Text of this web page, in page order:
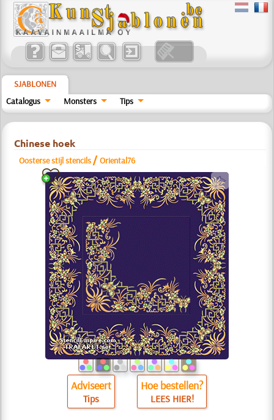
SJABLONEN
Catalogus
Monsters Tips
Chinese hoek
Oosterse stijl stencils /Oriental76
a
Adviseert
Tips
Hoe bestellen?
LEES HIER!